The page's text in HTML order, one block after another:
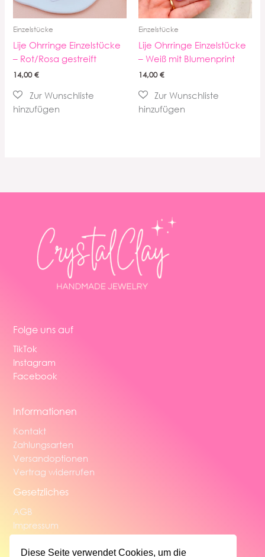
Einzelstücke
Lije Ohrringe Einzelstücke
– Rot/Rosa gestreift
14,00€
Einzelstücke
Lije Ohrringe Einzelstücke
– Weiß mit Blumenprint
14,00€
Folge uns auf
TikTok
Instagram
Facebook
Informationen
Kontakt
Zahlungsarten
Versandoptionen
Vertrag widerrufen
Gesetzliches
AGB
Impressum
Widerrufsbelehrung
Datenschutzerklärung
Diese Seite verwendet Cookies, um die